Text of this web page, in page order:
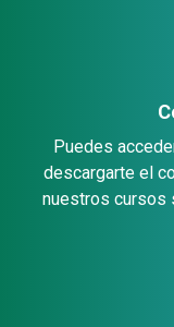
Puedes
descargarte el
nuestros cursos